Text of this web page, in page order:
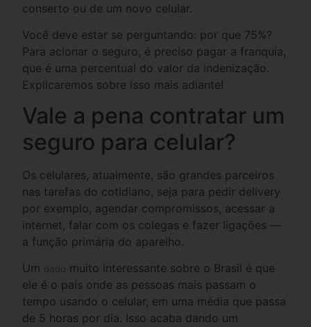
conserto ou de um novo celular.
Você deve estar se perguntando: por que 75%?
Para acionar o seguro, é preciso pagar a franquia,
que é uma percentual do valor da indenização.
Explicaremos sobre isso mais adiante!
Vale a pena contratar um
seguro para celular?
Os celulares, atualmente, são grandes parceiros
nas tarefas do cotidiano, seja para pedir delivery
por exemplo, agendar compromissos, acessar a
internet, falar com os colegas e fazer ligações —
a função primária do aparelho.
Um
dado muito interessante sobre o Brasil é que
ele é o país onde as pessoas mais passam o
tempo usando o celular, em uma média que passa
de 5 horas por dia. Isso acaba dando um